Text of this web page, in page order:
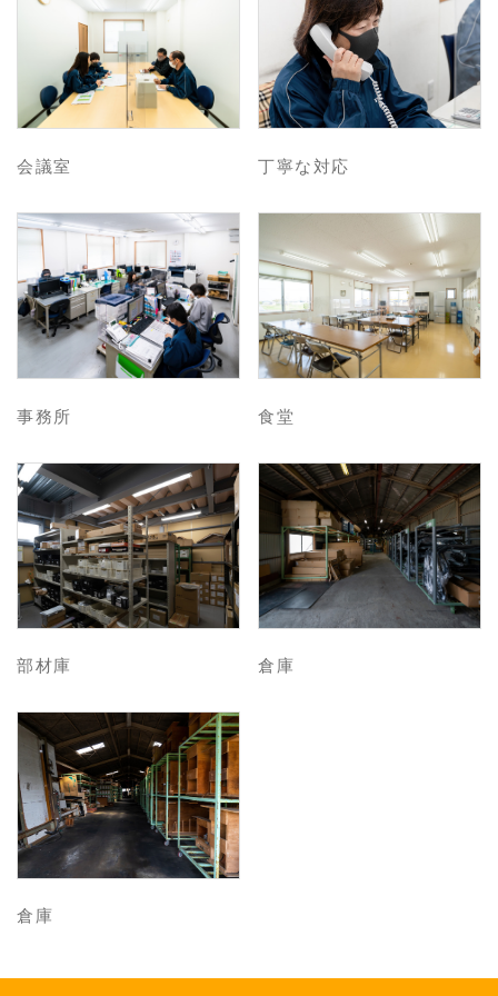
会議室 丁寧な対応
事務所 食堂
部材庫 倉庫
倉庫